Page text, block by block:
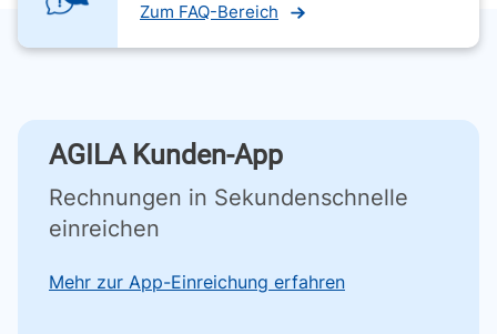
Zum FAQ-Bereich
AGILA Kunden-App
Rechnungen in Sekundenschnelle
einreichen
Mehr zur App-Einreichung erfahren